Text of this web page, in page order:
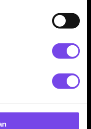
Cobra” de Zwaan